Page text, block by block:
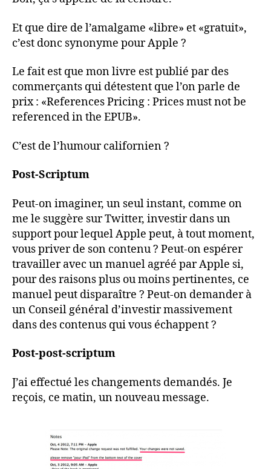
Et que dire de l’amalgame «libre» et «gratuit»,
c’est donc synonyme pour Apple ?
Le fait est que mon livre est publié par des
commerçants qui détestent que l’on parle de
prix : «References Pricing : Prices must not be
referenced in the EPUB».
C’est de l’humour californien ?
Post-Scriptum
Peut-on imaginer, un seul instant, comme on
me le suggère sur Twitter, investir dans un
support pour lequel Apple peut, à tout moment,
vous priver de son contenu ? Peut-on espérer
travailler avec un manuel agréé par Apple si,
pour des raisons plus ou moins pertinentes, ce
manuel peut disparaître ? Peut-on demander à
un Conseil général d’investir massivement
dans des contenus qui vous échappent ?
Post-post-scriptum
J’ai effectué les changements demandés. Je
reçois, ce matin, un nouveau message.